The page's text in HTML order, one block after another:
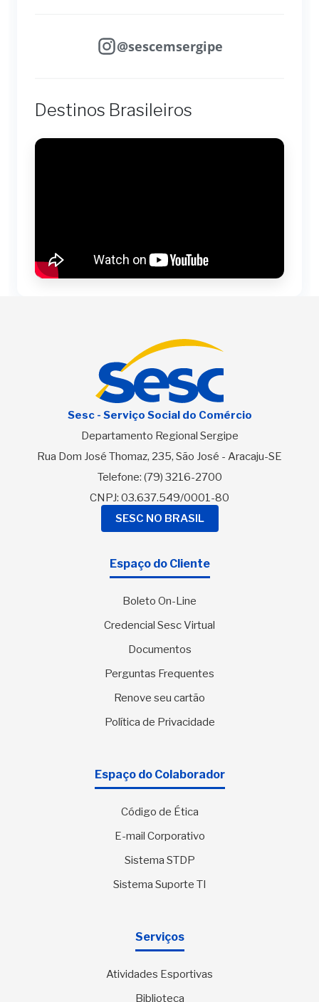
@sescemsergipe
Destinos Brasileiros
Sesc - Serviço Social do Comércio
Departamento Regional Sergipe
Rua Dom José Thomaz, 235, São José - Aracaju-SE
Telefone: (79) 3216-2700
CNPJ: 03.637.549/0001-80
SESC NO BRASIL
Espaço do Cliente
Boleto On-Line
Credencial Sesc Virtual
Documentos
Perguntas Frequentes
Renove seu cartão
Política de Privacidade
Espaço do Colaborador
Código de Ética
E-mail Corporativo
Sistema STDP
Sistema Suporte TI
Serviços
Atividades Esportivas
Biblioteca